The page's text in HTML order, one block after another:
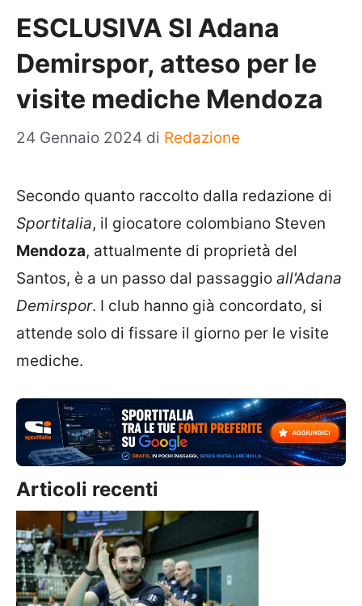
ESCLUSIVA SI Adana
Demirspor, atteso per le
visite mediche Mendoza
24 Gennaio 2024 di Redazione
Secondo quanto raccolto dalla redazione di
Sportitalia, il giocatore colombiano Steven
Mendoza, attualmente di proprietà del
Santos, è a un passo dal passaggio all'Adana
Demirspor. I club hanno già concordato, si
attende solo di fissare il giorno per le visite
mediche.
Articoli recenti